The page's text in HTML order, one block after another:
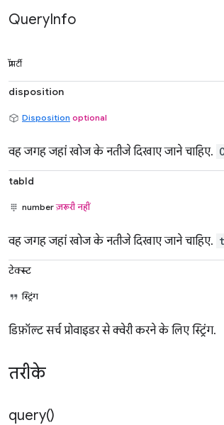
QueryInfo
प्रॉपर्टी
disposition
Disposition optional
वह जगह जहां खोज के नतीजे दिखाए जाने चाहिए.
tabId
numberज़रूरी नहीं
वह जगह जहां खोज के नतीजे दिखाए जाने चाहिए.
टेक्स्ट
स्ट्रिंग
डिफ़ॉल्ट सर्च प्रोवाइडर से क्वेरी करने के लिए स्ट्रिंग.
तरीके
query()